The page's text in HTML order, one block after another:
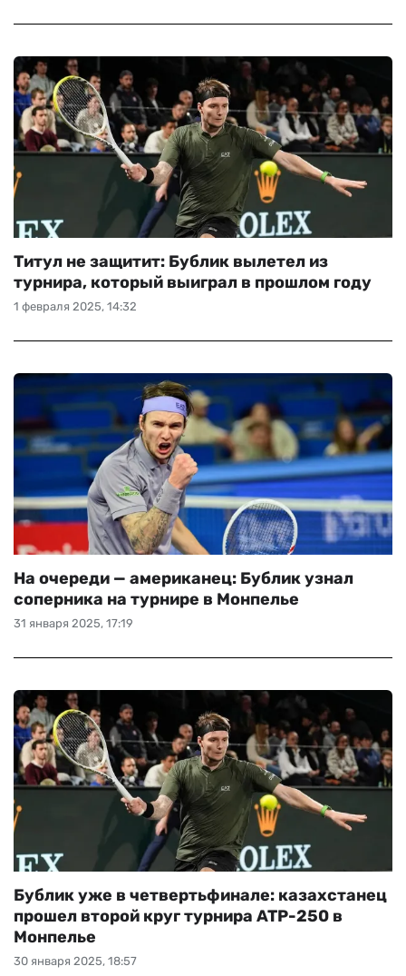
1 февраля 2025, 14:32
Титул не защитит: Бублик вылетел из
турнира, который выиграл в прошлом году
31 января 2025, 17:19
На очереди — американец: Бублик узнал
соперника на турнире в Монпелье
30 января 2025, 18:57
Бублик уже в четвертьфинале: казахстанец
прошел второй круг турнира ATP-250 в
Монпелье